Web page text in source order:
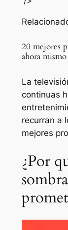
20 mejores
ahora mismo
La
continuas
recurran a
mejores
¿Por